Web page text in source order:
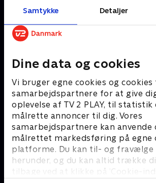
Samtykke Detaljer
Dine data og cookies
Vi bruger egne cookies og cookies
samarbejdspartnere for at give
oplevelse af TV 2 PLAY, til
målrette annoncer til dig. Vores
samarbejdspartnere kan anvende
målrettet markedsføring på egne
platforme. Du kan til- og fravælge
herunder, og du kan altid trække
tilbage ved at klikke på ’Cookie-
22. september 2023 • 41 min 22.
Andre så også
Happy fucking Pride